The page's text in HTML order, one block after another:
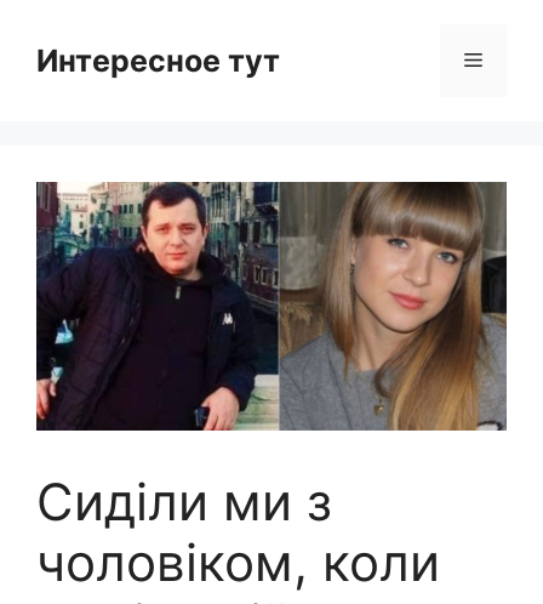
contentИнтересное тут Menu
Сиділи ми з
чоловіком, коли